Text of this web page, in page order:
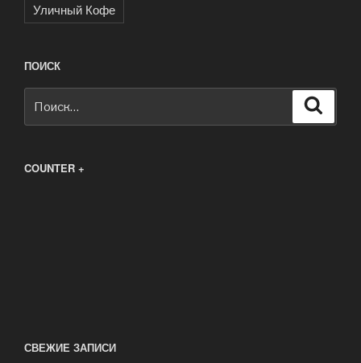
Уличный Кофе
ПОИСК
COUNTER +
СВЕЖИЕ ЗАПИСИ